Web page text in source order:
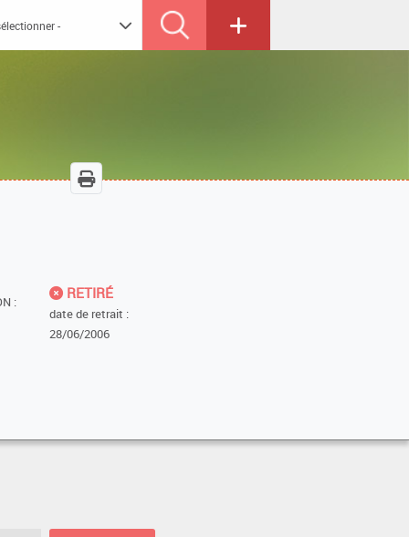
:
RETIRÉ
date de retrait :
28/06/2006